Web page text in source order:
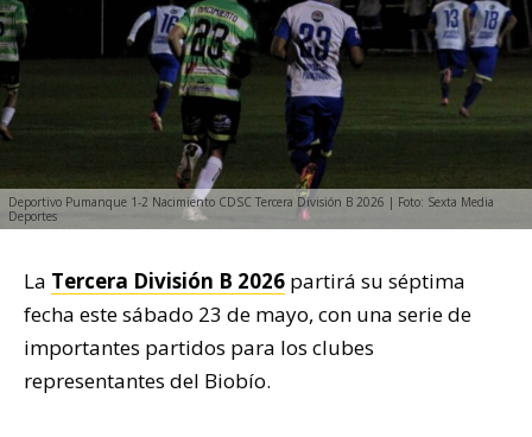
Deportivo Pumanque 1-2 Nacimiento CDSC Tercera División B 2026 | Foto: Sexta Media
Deportes
La Tercera División B 2026 partirá su séptima
fecha este sábado 23 de mayo, con una serie de
importantes partidos para los clubes
representantes del Biobío.